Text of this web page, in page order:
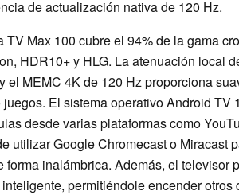
de actualización nativa de 120 Hz.
TV Max 100 cubre el 94% de la gama
HDR10+ y HLG. La atenuación local
el MEMC 4K de 120 Hz proporciona
juegos. El sistema operativo Android TV
desde varias plataformas como
utilizar Google Chromecast o Miracast
forma inalámbrica. Además, el televisor
permitiéndole encender otros